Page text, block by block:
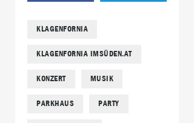
KLAGENFORNIA
KLAGENFORNIA IMSÜDEN.AT
KONZERT MUSIK
PARKHAUS PARTY